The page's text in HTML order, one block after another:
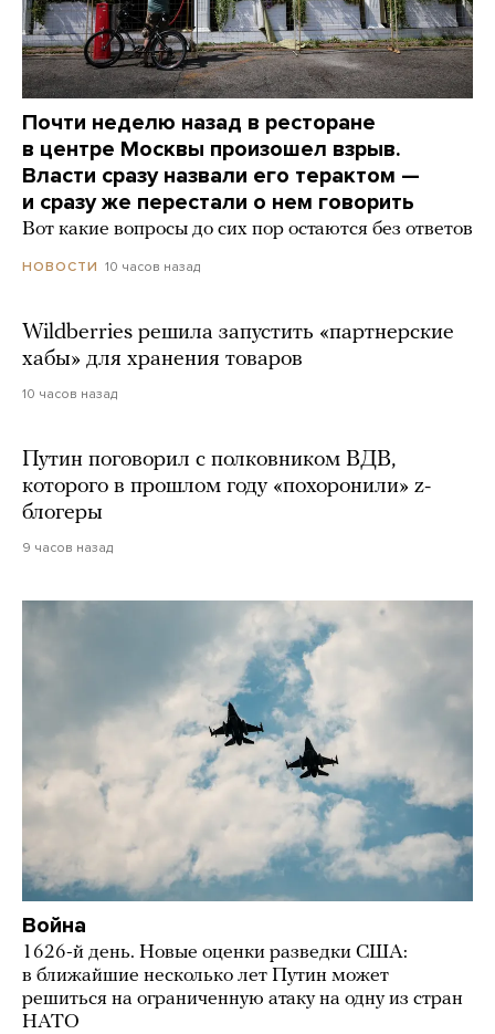
Почти неделю назад в ресторане
в центре Москвы произошел взрыв.
Власти сразу назвали его терактом —
и сразу же перестали о нем говорить
Вот какие вопросы до сих пор остаются без ответов
НОВОСТИ 10 часов назад
Wildberries решила запустить «партнерские
хабы» для хранения товаров
10 часов назад
Путин поговорил с полковником ВДВ,
которого в прошлом году «похоронили» z-
блогеры
9 часов назад
Война
1626-й день. Новые оценки разведки США:
в ближайшие несколько лет Путин может
решиться на ограниченную атаку на одну из стран
НАТО